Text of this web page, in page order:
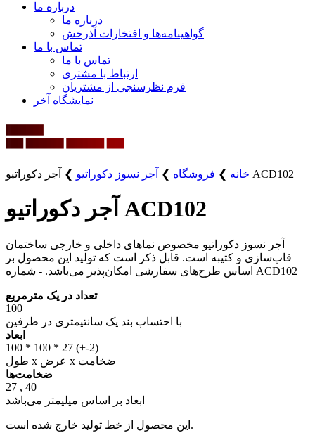
درباره ما
درباره ما
گواهینامه‌ها و افتخارات آذرخش
تماس با ما
تماس با ما
ارتباط با مشتری
فرم نظرسنجی از مشتریان
نمایشگاه‌ آخر
خانه ❯ فروشگاه ❯ آجر نسوز دکوراتیو ❯ آجر دکوراتیو ACD102
آجر دکوراتیو ACD102
آجر نسوز دکوراتیو مخصوص نماهای داخلی و خارجی ساختمان
قاب‌سازی و کتیبه است. قابل ذکر است که تولید این محصول بر
اساس طرح‌های سفارشی امکان‌پذیر می‌باشد. - شماره ACD102
تعداد در یک مترمربع
100
با احتساب بند یک سانتیمتری در طرفین
ابعاد
100 * 100 * 27 (+-2)
طول x عرض x ضخامت
ضخامت‌ها
27 , 40
ابعاد بر اساس میلیمتر می‌باشد
این محصول از خط تولید خارج شده است.